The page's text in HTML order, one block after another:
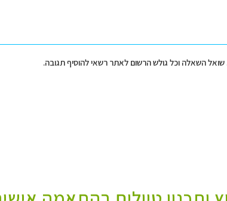
שואל השאלה וכל גולש הרשום לאתר רשאי להוסיף תגובה.